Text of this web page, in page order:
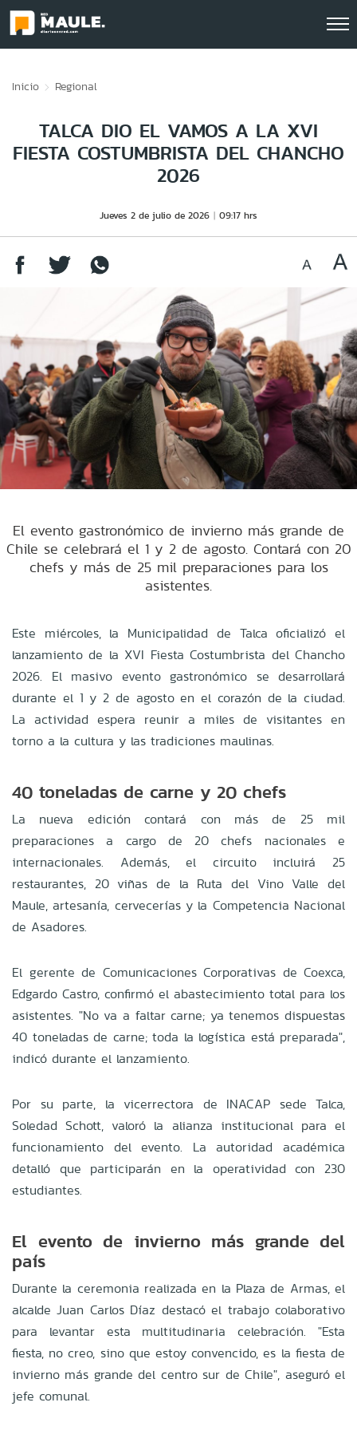
Inicio Regional
TALCA DIO EL VAMOS A LA XVI
FIESTA COSTUMBRISTA DEL CHANCHO
2026
Jueves 2 de julio de 2026 09:17 hrs
El evento gastronómico de invierno más grande de
Chile se celebrará el 1 y 2 de agosto. Contará con 20
chefs y más de 25 mil preparaciones para los
asistentes.
Este miércoles, la Municipalidad de Talca oficializó el
lanzamiento de la XVI Fiesta Costumbrista del Chancho
2026. El masivo evento gastronómico se desarrollará
durante el 1 y 2 de agosto en el corazón de la ciudad.
La actividad espera reunir a miles de visitantes en
torno a la cultura y las tradiciones maulinas.
40 toneladas de carne y 20 chefs
La nueva edición contará con más de 25 mil
preparaciones a cargo de 20 chefs nacionales e
internacionales. Además, el circuito incluirá 25
restaurantes, 20 viñas de la Ruta del Vino Valle del
Maule, artesanía, cervecerías y la Competencia Nacional
de Asadores.
El gerente de Comunicaciones Corporativas de Coexca,
Edgardo Castro, confirmó el abastecimiento total para los
asistentes. "No va a faltar carne; ya tenemos dispuestas
40 toneladas de carne; toda la logística está preparada",
indicó durante el lanzamiento.
Por su parte, la vicerrectora de INACAP sede Talca,
Soledad Schott, valoró la alianza institucional para el
funcionamiento del evento. La autoridad académica
detalló que participarán en la operatividad con 230
estudiantes.
El evento de invierno más grande del
país
Durante la ceremonia realizada en la Plaza de Armas, el
alcalde Juan Carlos Díaz destacó el trabajo colaborativo
para levantar esta multitudinaria celebración."Esta
fiesta, no creo, sino que estoy convencido, es la fiesta de
invierno más grande del centro sur de Chile", aseguró el
jefe comunal.